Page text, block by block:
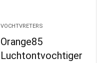
VOCHTVRETERS
Orange85
Luchtontvochtiger